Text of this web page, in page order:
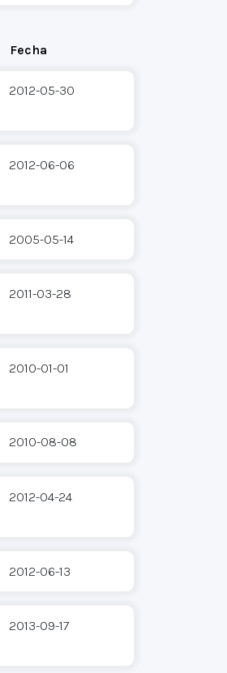
Fecha
2012-05-30
2012-06-06
2005-05-14
2011-03-28
2010-01-01
2010-08-08
2012-04-24
2012-06-13
2013-09-17